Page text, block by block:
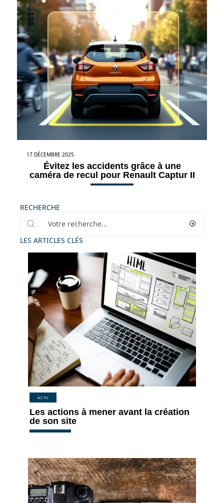
17 DÉCEMBRE 2025
Évitez les accidents grâce à une
caméra de recul pour Renault Captur II
RECHERCHE
LES ARTICLES CLÉS
ACTU
Les actions à mener avant la création
de son site